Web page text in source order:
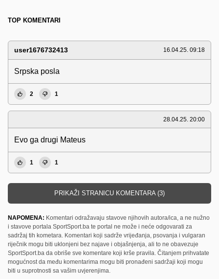
TOP KOMENTARI
user1676732413 16.04.25. 09:18
Srpska posla
2 1
28.04.25. 20:00
Evo ga drugi Mateus
1 1
PRIKAŽI STRANICU KOMENTARA (3)
NAPOMENA: Komentari odražavaju stavove njihovih autora/ica, a ne nužno
i stavove portala SportSport.ba te portal ne može i neće odgovarati za
sadržaj tih kometara. Komentari koji sadrže vrijeđanja, psovanja i vulgaran
riječnik mogu biti uklonjeni bez najave i objašnjenja, ali to ne obavezuje
SportSport.ba da obriše sve komentare koji krše pravila. Čitanjem prihvatate
mogućnost da među komentarima mogu biti pronađeni sadržaji koji mogu
biti u suprotnosti sa vašim uvjerenjima.